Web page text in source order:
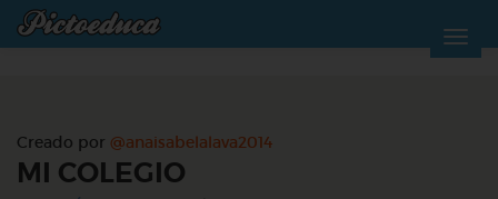
Creado por @anaisabelalava2014
MI COLEGIO